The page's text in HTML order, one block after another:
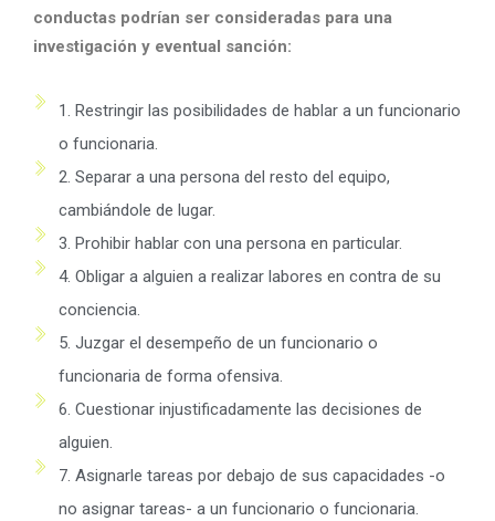
conductas podrían ser consideradas para una
investigación y eventual sanción:
1. Restringir las posibilidades de hablar a un funcionario
o funcionaria.
2. Separar a una persona del resto del equipo,
cambiándole de lugar.
3. Prohibir hablar con una persona en particular.
4. Obligar a alguien a realizar labores en contra de su
conciencia.
5. Juzgar el desempeño de un funcionario o
funcionaria de forma ofensiva.
6. Cuestionar injustificadamente las decisiones de
alguien.
7. Asignarle tareas por debajo de sus capacidades -o
no asignar tareas- a un funcionario o funcionaria.